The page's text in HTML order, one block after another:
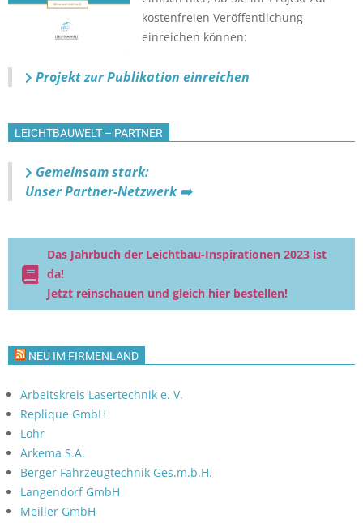
kostenfreien Veröffentlichung
einreichen können:
Projekt zur Publikation einreichen
LEICHTBAUWELT – PARTNER
Gemeinsam stark:
Unser Partner-Netzwerk ➡️
Das Jahrbuch der Leichtbau-Inspirationen 2023 ist
da!
Jetzt reinschauen und gleich hier bestellen!
NEU IM FIRMENLAND
Arbeitskreis Lasertechnik e. V.
Replique GmbH
Lohr
Arkema S.A.
Berger Fahrzeugtechnik Ges.m.b.H.
Langendorf GmbH
Meiller GmbH